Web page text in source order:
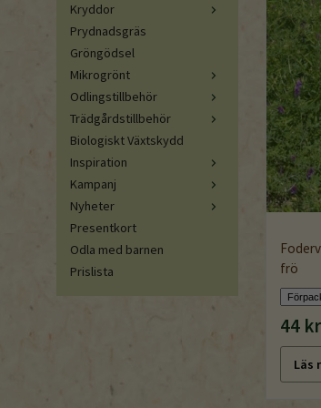
Kryddor
Prydnadsgräs
Gröngödsel
Mikrogrönt
Odlingstillbehör
Trädgårdstillbehör
Biologiskt Växtskydd
Inspiration
Kampanj
Nyheter
Presentkort
Odla med barnen
Prislista
frö
44 kr
Läs